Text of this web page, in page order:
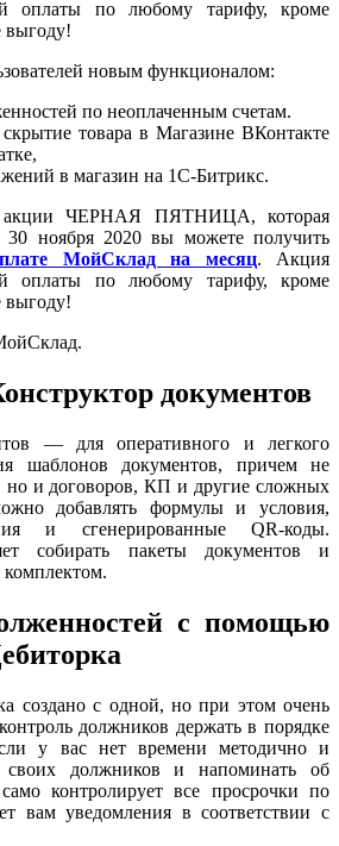
оплаты по любому тарифу, кроме
выгоду!
новым функционалом:
по неоплаченным счетам.
товара в Магазине ВКонтакте
в магазин на 1С-Битрикс.
акции ЧЕРНАЯ ПЯТНИЦА, которая
30 ноября 2020 вы можете получить
МойСклад на месяц. Акция
оплаты по любому тарифу, кроме
выгоду!
документов
— для оперативного и легкого
шаблонов документов, причем не
но и договоров, КП и другие сложных
добавлять формулы и условия,
и сгенерированные QR-коды.
собирать пакеты документов и
с помощью
создано с одной, но при этом очень
должников держать в порядке
у вас нет времени методично и
своих должников и напоминать об
контролирует все просрочки по
вам уведомления в соответствии с